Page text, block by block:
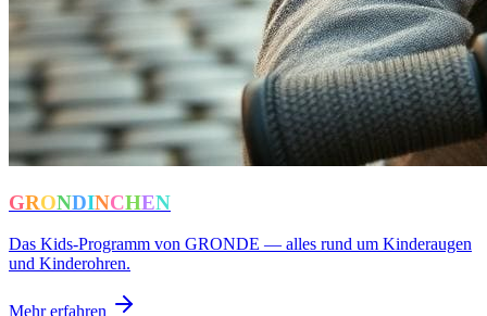
GRONDINCHEN
Das Kids-Programm von GRONDE — alles rund um Kinderaugen
und Kinderohren.
Mehr erfahren